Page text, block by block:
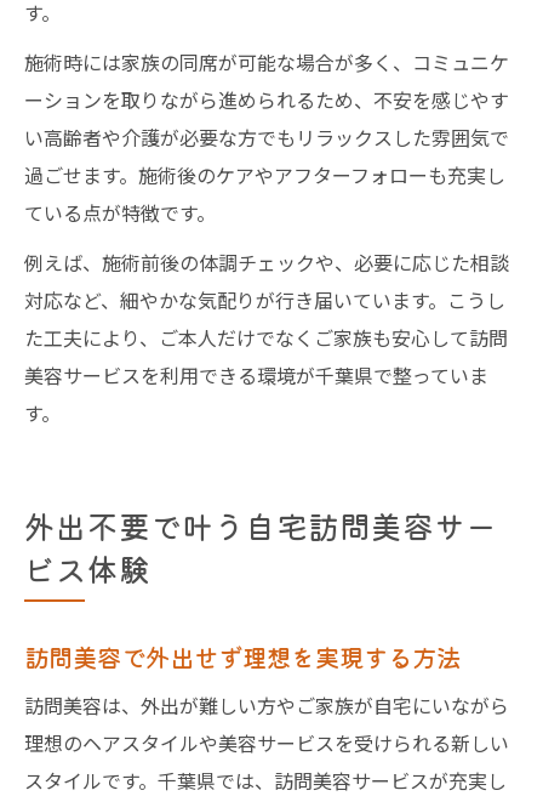
す。
施術時には家族の同席が可能な場合が多く、コミュニケ
ーションを取りながら進められるため、不安を感じやす
い高齢者や介護が必要な方でもリラックスした雰囲気で
過ごせます。施術後のケアやアフターフォローも充実し
ている点が特徴です。
例えば、施術前後の体調チェックや、必要に応じた相談
対応など、細やかな気配りが行き届いています。こうし
た工夫により、ご本人だけでなくご家族も安心して訪問
美容サービスを利用できる環境が千葉県で整っていま
す。
外出不要で叶う自宅訪問美容サー
ビス体験
訪問美容で外出せず理想を実現する方法
訪問美容は、外出が難しい方やご家族が自宅にいながら
理想のヘアスタイルや美容サービスを受けられる新しい
スタイルです。千葉県では、訪問美容サービスが充実し